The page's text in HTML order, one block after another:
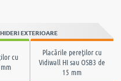
EXTERIOARE
cu
Placările pereţilor cu
Vidiwall HI sau OSB3 de
15 mm